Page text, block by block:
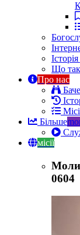
Що
Про нас
Більше
місії
0604